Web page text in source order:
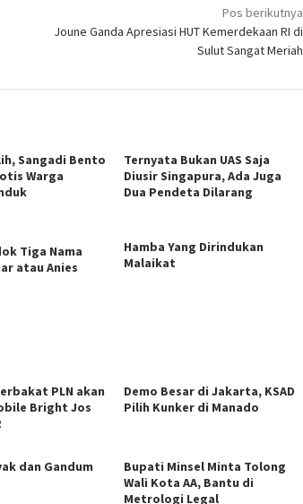
Pos berikutnya
Joune Ganda Apresiasi HUT Kemerdekaan RI di
Sulut Sangat Meriah
Sangadi Bento
Warga
Ternyata Bukan UAS Saja
Diusir Singapura, Ada Juga
Dua Pendeta Dilarang
Tiga Nama
atau Anies
Hamba Yang Dirindukan
Malaikat
PLN akan
Bright Jos
Demo Besar di Jakarta, KSAD
Pilih Kunker di Manado
dan Gandum
Bupati Minsel Minta Tolong
Wali Kota AA, Bantu di
Metrologi Legal